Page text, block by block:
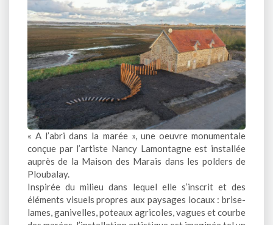
« A l’abri dans la marée », une oeuvre monumentale
conçue par l’artiste Nancy Lamontagne est installée
auprès de la Maison des Marais dans les polders de
Ploubalay.
Inspirée du milieu dans lequel elle s’inscrit et des
éléments visuels propres aux paysages locaux : brise-
lames, ganivelles, poteaux agricoles, vagues et courbe